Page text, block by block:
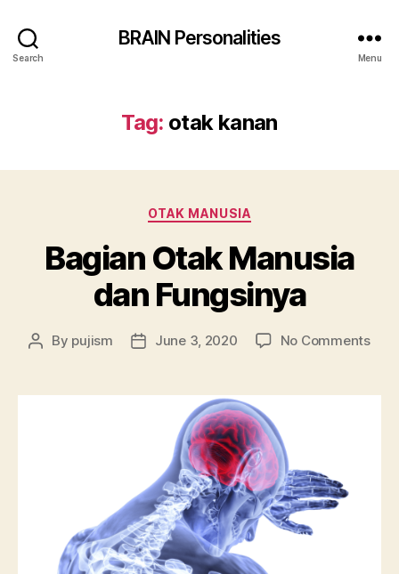
Search
BRAIN Personalities
Menu
Tag: otak kanan
Categories
OTAK MANUSIA
Bagian Otak Manusia
dan Fungsinya
Post
By pujism
PostJune 3, 2020 No Commentson